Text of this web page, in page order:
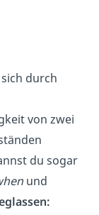
durch
von zwei
du sogar
und